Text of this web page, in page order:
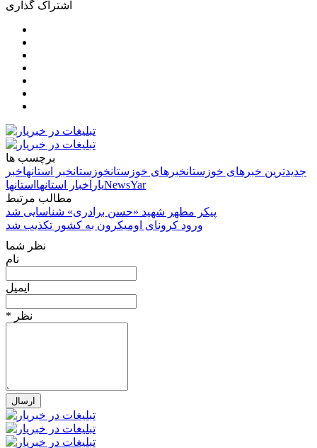
اشتراک گذاری
برچسب ها
جدیدترین خبرهای خوزستانخبرهای خوزستانخوزستانخبر استانهاخبر
یار اخبار استانها استانها
NewsYar
مطالب مرتبط
پیکر مطهر شهید «حسن برادری» شناسایی شد
ورود کرونای اومیکرون به کشور تکذیب شد
نظر شما
نام
ایمیل
* نظر